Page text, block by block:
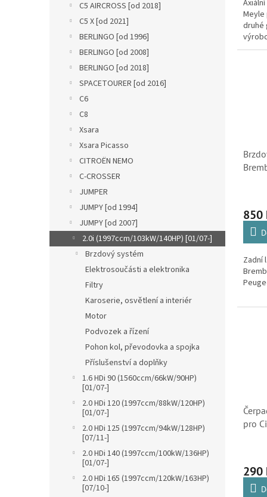
C5 AIRCROSS [od 2018]
C5 X [od 2021]
BERLINGO [od 1996]
BERLINGO [od 2008]
BERLINGO [od 2018]
SPACETOURER [od 2016]
C6
C8
Xsara
Xsara Picasso
CITROËN NEMO
C-CROSSER
JUMPER
JUMPY [od 1994]
JUMPY [od 2007]
2.0i (1997ccm/103kW/140HP) [01/07-]
Brzdový systém
Elektrosoučásti a elektronika
Filtry
Karoserie, osvětlení a interiér
Motor
Podvozek a řízení
Pohon kol, převodovka a spojka
Příslušenství a doplňky
1.6 HDi 90 (1560ccm/66kW/90HP)
[01/07-]
2.0 HDi 120 (1997ccm/88kW/120HP)
[01/07-]
2.0 HDi 125 (1997ccm/94kW/128HP)
[07/11-]
2.0 HDi 140 (1997ccm/100kW/136HP)
[01/07-]
2.0 HDi 165 (1997ccm/120kW/163HP)
[07/10-]
Meyle
druhé
850
Zadní
pro
290